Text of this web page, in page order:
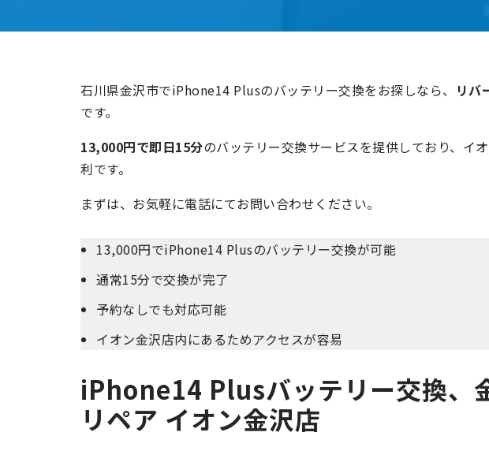
石川県金沢市でiPhone14 Plusのバッテリー交換をお探しなら、
リバ
です。
13,000円で即日15分のバッテリー交換サービスを提供しており、イ
利です。
まずは、お気軽に電話にてお問い合わせください。
13,000円でiPhone14 Plusのバッテリー交換が可能
通常15分で交換が完了
予約なしでも対応可能
イオン金沢店内にあるためアクセスが容易
iPhone14 Plusバッテリー交換、
リペア イオン金沢店